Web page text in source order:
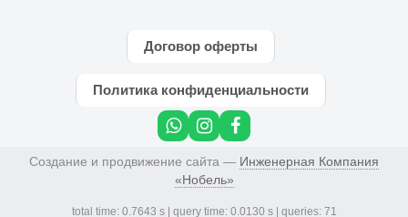
Договор оферты
Политика конфиденциальности
Создание и продвижение сайта — Инженерная Компания
«Нобель»
total time: 0.7643 s | query time: 0.0130 s | queries: 71